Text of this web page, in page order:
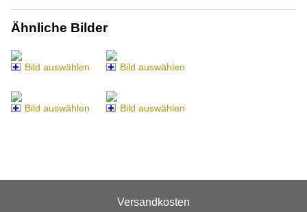
Ähnliche Bilder
Bild auswählen Bild auswählen
Bild auswählen Bild auswählen
Versandkosten